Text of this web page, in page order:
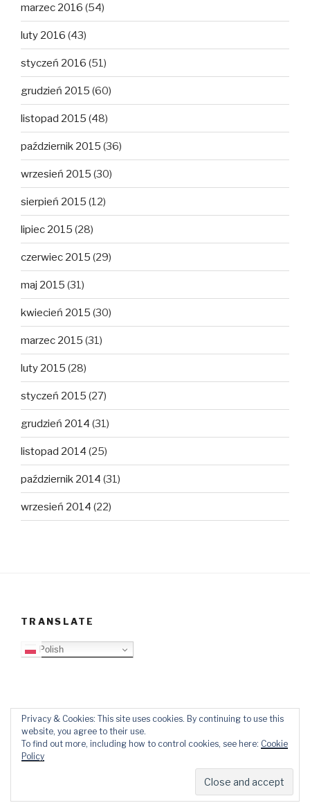
marzec 2016 (54)
luty 2016 (43)
styczeń 2016 (51)
grudzień 2015 (60)
listopad 2015 (48)
październik 2015 (36)
wrzesień 2015 (30)
sierpień 2015 (12)
lipiec 2015 (28)
czerwiec 2015 (29)
maj 2015 (31)
kwiecień 2015 (30)
marzec 2015 (31)
luty 2015 (28)
styczeń 2015 (27)
grudzień 2014 (31)
listopad 2014 (25)
październik 2014 (31)
wrzesień 2014 (22)
TRANSLATE
Polish
O
blogu
Top
Lista
Ewangelizacja
Father
Video
PB
KontaktŚlady
Privacy & Cookies: This site uses cookies. By continuing to use this
website, you agree to their use.
To find out more, including how to control cookies, see here: Cookie
Policy